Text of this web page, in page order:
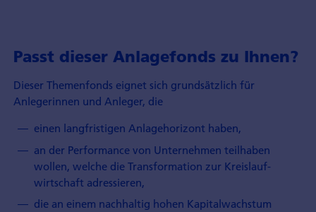
Passt dieser Anlagefonds zu Ihnen?
Dieser Themenfonds eignet sich grundsätzlich für
Anlegerinnen und Anleger, die
einen langfristigen Anlagehorizont haben,
an der Performance von Unternehmen teilhaben
wollen, welche die Transformation zur Kreislauf­
wirtschaft adressieren,
die an einem nachhaltig hohen Kapital­wachstum